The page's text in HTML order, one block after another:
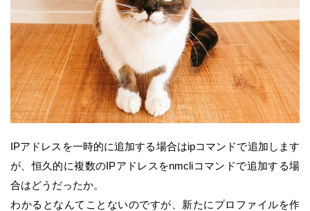
IPアドレスを一時的に追加する場合はipコマンドで追加します
が、恒久的に複数のIPアドレスをnmcliコマンドで追加する場
合はどうだったか。
わかるとなんてことないのですが、新たにプロファイルを作